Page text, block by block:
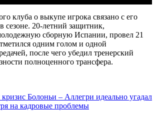
клуба о выкупе игрока связано с его
сезоне. 20-летний защитник,
сборную Испании, провел 21
одним голом и одной
после чего убедил тренерский
полноценного трансфера.
Болоньи – Аллегри идеально угадал
на кадровые проблемы